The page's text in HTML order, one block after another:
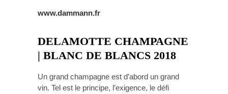
www.dammann.fr
DELAMOTTE CHAMPAGNE
| BLANC DE BLANCS 2018
Un grand champagne est d’abord un grand
vin. Tel est le principe, l’exigence, le défi